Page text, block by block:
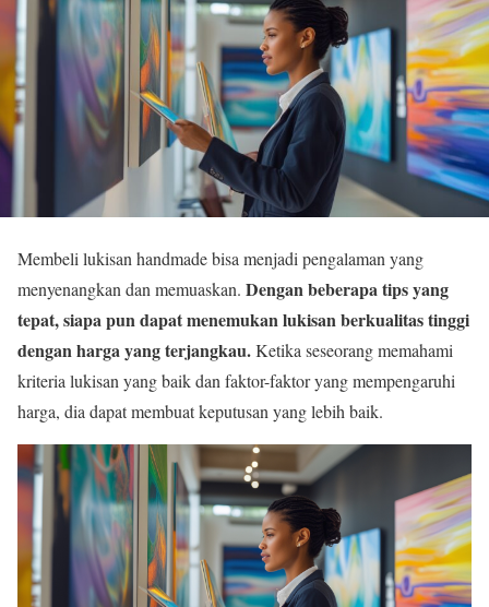
Membeli lukisan handmade bisa menjadi pengalaman yang
menyenangkan dan memuaskan. Dengan beberapa tips yang
tepat, siapa pun dapat menemukan lukisan berkualitas tinggi
dengan harga yang terjangkau.Ketika seseorang memahami
kriteria lukisan yang baik dan faktor-faktor yang mempengaruhi
harga, dia dapat membuat keputusan yang lebih baik.